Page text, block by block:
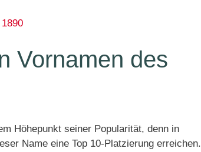
Vornamen des
Höhepunkt seiner Popularität, denn in
Name eine Top 10-Platzierung erreichen.